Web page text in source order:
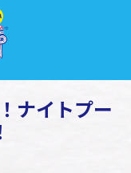
ナイトプー